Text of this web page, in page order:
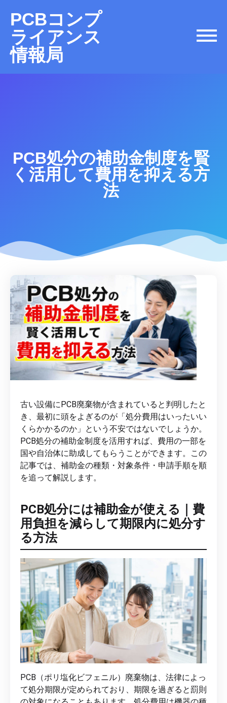
PCBコンプ
ライアンス
情報局
PCB処分の補助金制度を賢
く活用して費用を抑える方
法
古い設備にPCB廃棄物が含まれていると判明したと
き、最初に頭をよぎるのが「処分費用はいったいい
くらかかるのか」という不安ではないでしょうか。
PCB処分の補助金制度を活用すれば、費用の一部を
国や自治体に助成してもらうことができます。この
記事では、補助金の種類・対象条件・申請手順を順
を追って解説します。
PCB処分には補助金が使える｜費
用負担を減らして期限内に処分す
る方法
PCB（ポリ塩化ビフェニル）廃棄物は、法律によっ
て処分期限が定められており、期限を過ぎると罰則